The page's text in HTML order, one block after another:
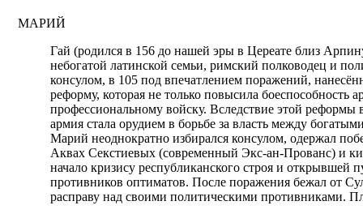
МАРИЙ
Гай (родился в 156 до нашей эры в Цереате близ
небогатой латинской семьи, римский полководец и
консулом, в 105 под впечатлением поражений,
реформу, которая не только повысила боеспособность
профессиональному войску. Вследствие этой
армия стала орудием в борьбе за власть между
Марий неоднократно избирался консулом, одержал
Аквах Секстиевых (современный Экс-ан-Прованс) и
начало кризису республиканского строя и открывшей
противников оптиматов. После поражения бежал от
расправу над своими политическими противниками.